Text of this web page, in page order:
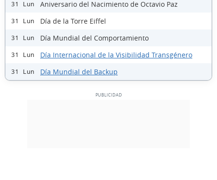
31 Lun Aniversario del Nacimiento de Octavio Paz
31 Lun Día de la Torre Eiffel
31 Lun Día Mundial del Comportamiento
31 Lun Día Internacional de la Visibilidad Transgénero
31 Lun Día Mundial del Backup